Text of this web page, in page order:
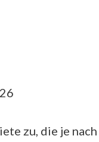
zu, die je